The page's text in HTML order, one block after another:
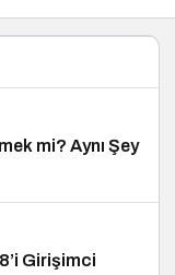
mi? Aynı Şey
Girişimci